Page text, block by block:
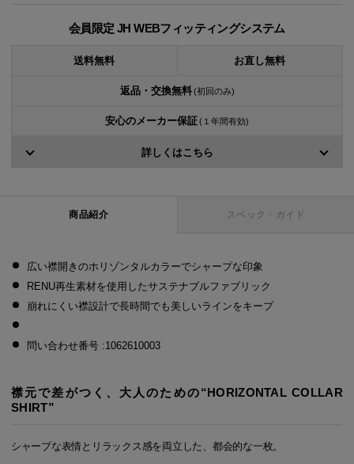
会員限定 JH WEBフィッティングシステム
送料無料 お直し無料
返品・交換無料 (初回のみ)
安心のメーカー保証(１年間有効)
詳しくはこちら
商品紹介 スペック・ガイド
広い襟開きのホリゾンタルカラーでシャープな印象
RENU再生素材を使用したサステナブルファブリック
崩れにくい襟設計で長時間でも美しいラインをキープ
問い合わせ番号 :1062610003
襟元で差がつく、大人のための“HORIZONTAL COLLAR
SHIRT”
シャープな表情とリラックス感を両立した、都会的な一枚。